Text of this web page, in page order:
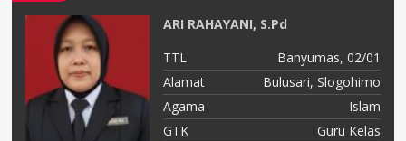
ARI RAHAYANI, S.Pd
TTL
Banyumas, 02/01
Alamat
Bulusari, Slogohimo
Agama
Islam
GTK
Guru Kelas